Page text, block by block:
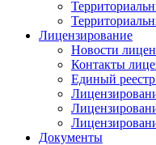
Лицензирование
Новости
Контакты
Единый
Документы